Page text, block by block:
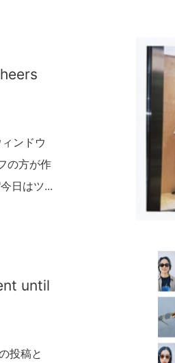
ンドウ
の方が作
日はツ...
until
投稿と